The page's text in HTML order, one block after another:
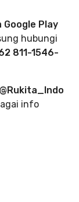
Google Play
hubungi
811-1546-
info